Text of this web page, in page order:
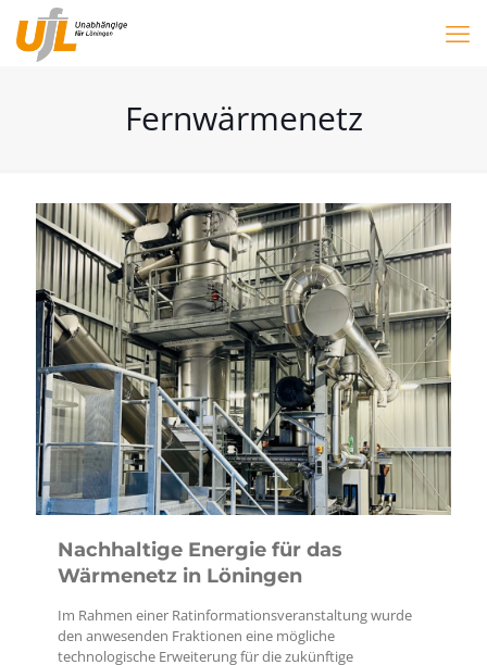
Fernwärmenetz
Nachhaltige Energie für das
Wärmenetz in Löningen
Im Rahmen einer Ratinformationsveranstaltung wurde
den anwesenden Fraktionen eine mögliche
technologische Erweiterung für die zukünftige